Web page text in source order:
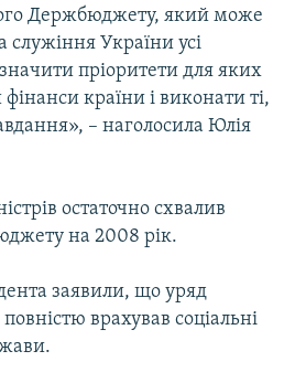
Держбюджету, який може
служіння України усі
пріоритети для яких
країни і виконати ті,
– наголосила Юлія
остаточно схвалив
на 2008 рік.
заявили, що уряд
врахував соціальні